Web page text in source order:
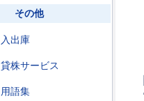
その他
入出庫
貸株サービス
用語集